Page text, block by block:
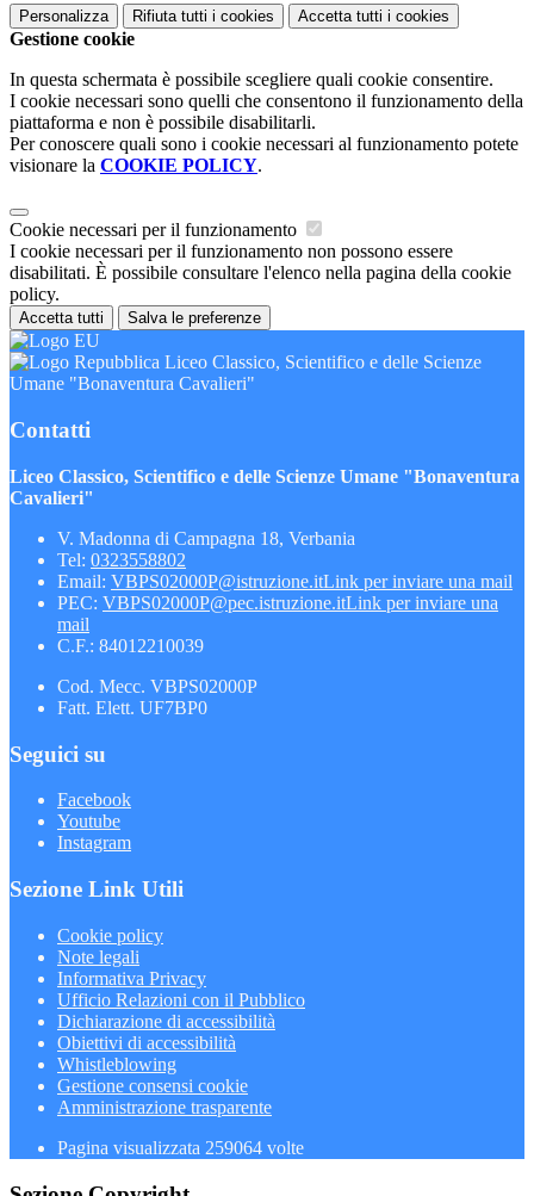
Personalizza Rifiuta tutti i cookies Accetta tutti i cookies
Gestione cookie
In questa schermata è possibile scegliere quali cookie consentire.
I cookie necessari sono quelli che consentono il funzionamento della
piattaforma e non è possibile disabilitarli.
Per conoscere quali sono i cookie necessari al funzionamento potete
visionare la COOKIE POLICY.
Cookie necessari per il funzionamento
I cookie necessari per il funzionamento non possono essere
disabilitati. È possibile consultare l'elenco nella pagina della cookie
policy.
Accetta tutti Salva le preferenze
Liceo Classico, Scientifico e delle Scienze
Umane "Bonaventura Cavalieri"
Contatti
Liceo Classico, Scientifico e delle Scienze Umane "Bonaventura
Cavalieri"
V. Madonna di Campagna 18, Verbania
Tel: 0323558802
Email: VBPS02000P@istruzione.itLink per inviare una mail
PEC: VBPS02000P@pec.istruzione.itLink per inviare una
mail
C.F.: 84012210039
Cod. Mecc. VBPS02000P
Fatt. Elett. UF7BP0
Seguici su
Facebook
Youtube
Instagram
Sezione Link Utili
Cookie policy
Note legali
Informativa Privacy
Ufficio Relazioni con il Pubblico
Dichiarazione di accessibilità
Obiettivi di accessibilità
Whistleblowing
Gestione consensi cookie
Amministrazione trasparente
Pagina visualizzata 259064 volte